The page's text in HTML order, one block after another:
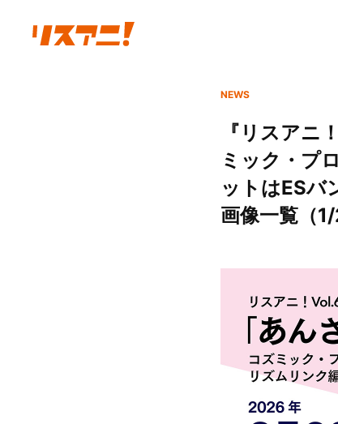
NEWS
『リスアニ
ミック・プ
ットはESバ
画像一覧（1/